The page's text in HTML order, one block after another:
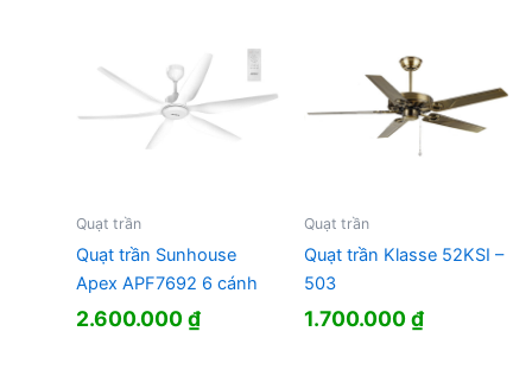
Quạt trần
Quạt trần Sunhouse
Apex APF7692 6 cánh
2.600.000₫
Quạt trần
Quạt trần Klasse 52KSI –
503
1.700.000₫